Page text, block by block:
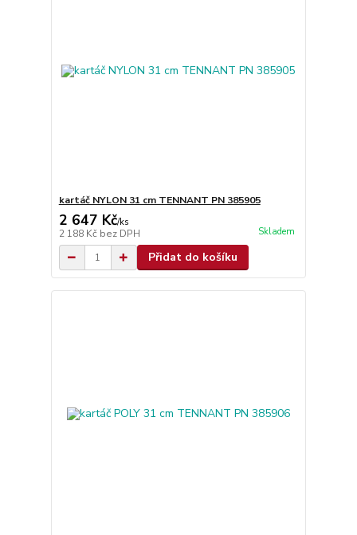
kartáč NYLON 31 cm TENNANT PN 385905
2 647 Kč/ks
2 188 Kč bez DPH Skladem
Přidat do košíku